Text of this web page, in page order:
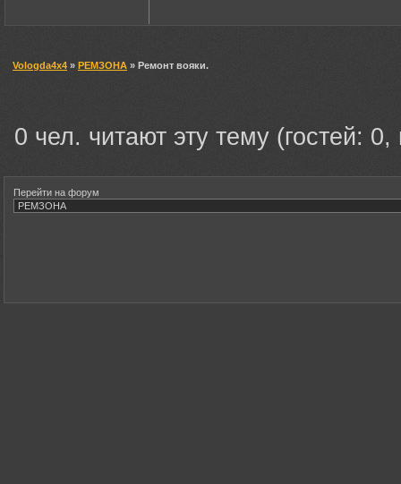
Vologda4x4 » РЕМЗОНА » Ремонт вояки.
0 чел. читают эту тему (гостей:
Перейти на форум